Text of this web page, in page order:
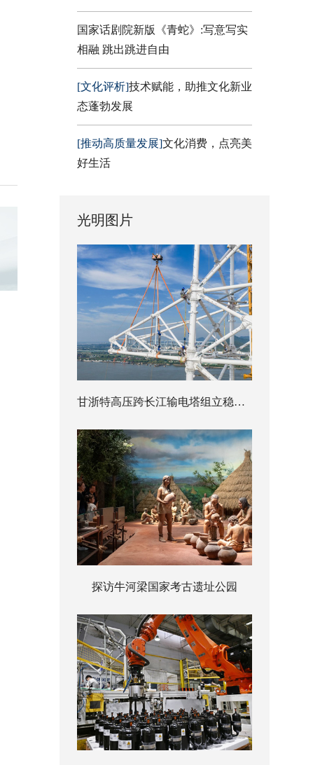
国家话剧院新版《青蛇》:写意写实
相融 跳出跳进自由
[文化评析]技术赋能，助推文化新业
态蓬勃发展
[推动高质量发展]文化消费，点亮美
好生活
光明图片
甘浙特高压跨长江输电塔组立稳步推进
探访牛河梁国家考古遗址公园